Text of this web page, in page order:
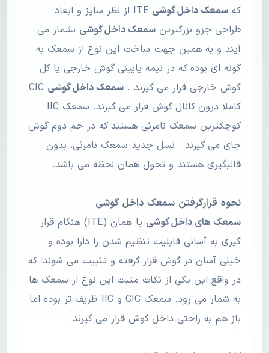
که سمعک داخل گوشی
ITE از نظر سایز و ابعاد
طراحی جزو بزرگترین سمعک داخل گوشی بشمار می
آیند و به همین جهت ساخت این نوع از سمعک به
گونه ای بوده که در نیمه پایینی گوش خارجی یا کل
گوش خارجی قرار می گیرند . سمعک داخل گوشی CIC
کاملا درون کانال گوش قرار می گیرند. سمعک IIC
کوچکترین سمعک نامرئی هستند که در خم دوم گوش
جای می گیرند . نسل جدید سمعک نامرئی، بدون
قالبگیری هستند و تحول همان لحظه می باشد.
نحوه قرارگرفتن سمعک داخل گوشی
سمعک های داخل گوشی
یا همان (ITE) هنگام قرار
گیری به آسانی قابلیت تنظیم شدن را دارا بوده و
خیلی آسان در گوش قرار گرفته و تثبیت می شوند؛ که
در واقع این یکی از نکات مثبت این نوع از سمعک ها
به شمار می رود. سمعک CIC و IIC ظریف تر بوده اما
باز هم به راحتی داخل گوش قرار می گیرند.